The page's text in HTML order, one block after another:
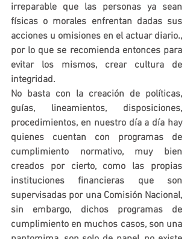
irreparable que las personas ya sean
físicas o morales enfrentan dadas sus
acciones u omisiones en el actuar diario.,
por lo que se recomienda entonces para
evitar los mismos, crear cultura de
integridad.
No basta con la creación de políticas,
guías, lineamientos, disposiciones,
procedimientos, en nuestro día a día hay
quienes cuentan con programas de
cumplimiento normativo, muy bien
creados por cierto, como las propias
instituciones financieras que son
supervisadas por una Comisión Nacional,
sin embargo, dichos programas de
cumplimiento en muchos casos, son una